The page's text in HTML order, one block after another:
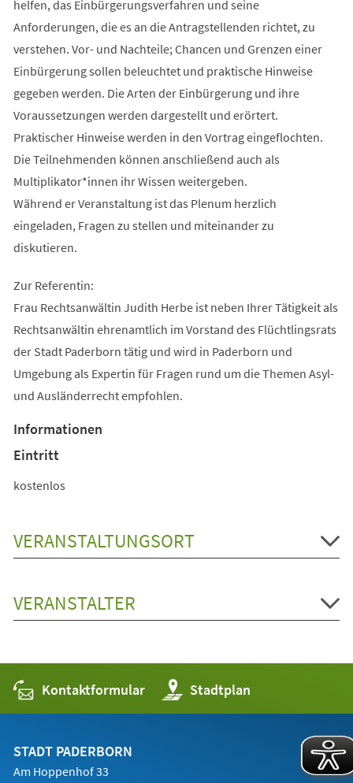
helfen, das Einbürgerungsverfahren und seine
Anforderungen, die es an die Antragstellenden richtet, zu
verstehen. Vor- und Nachteile; Chancen und Grenzen einer
Einbürgerung sollen beleuchtet und praktische Hinweise
gegeben werden. Die Arten der Einbürgerung und ihre
Voraussetzungen werden dargestellt und erörtert.
Praktischer Hinweise werden in den Vortrag eingeflochten.
Die Teilnehmenden können anschließend auch als
Multiplikator*innen ihr Wissen weitergeben.
Während er Veranstaltung ist das Plenum herzlich
eingeladen, Fragen zu stellen und miteinander zu
diskutieren.
Zur Referentin:
Frau Rechtsanwältin Judith Herbe ist neben Ihrer Tätigkeit als
Rechtsanwältin ehrenamtlich im Vorstand des Flüchtlingsrats
der Stadt Paderborn tätig und wird in Paderborn und
Umgebung als Expertin für Fragen rund um die Themen Asyl-
und Ausländerrecht empfohlen.
Informationen
Eintritt
kostenlos
VERANSTALTUNGSORT
VERANSTALTER
Kontaktformular Stadtplan
(Öffnet
in
einem
STADT PADERBORN
Am Hoppenhof 33